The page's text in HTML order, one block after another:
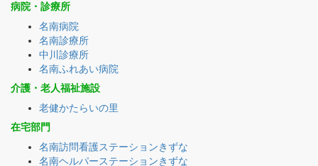
病院・診療所
名南病院
名南診療所
中川診療所
名南ふれあい病院
介護・老人福祉施設
老健かたらいの里
在宅部門
名南訪問看護ステーションきずな
名南ヘルパーステーションきずな